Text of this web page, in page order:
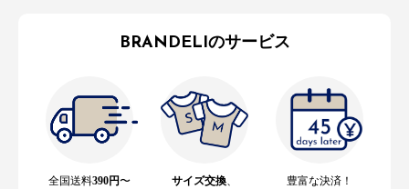
BRANDELIのサービス
全国送料390円〜
サイズ交換
豊富な決済！